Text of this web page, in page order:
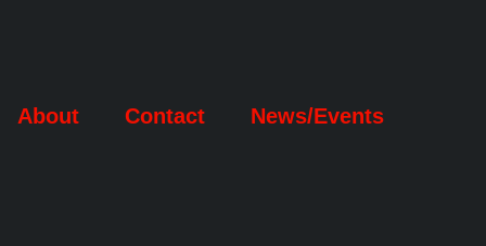
About Contact News/Events